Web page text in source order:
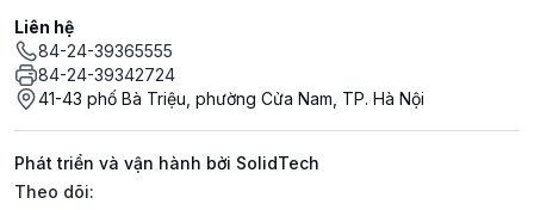
Liên hệ
84-24-39365555
84-24-39342724
41-43 phố Bà Triệu, phường Cửa Nam, TP. Hà Nội
Phát triển và vận hành bởi SolidTech
Mạng xã hội
Theo dõi: